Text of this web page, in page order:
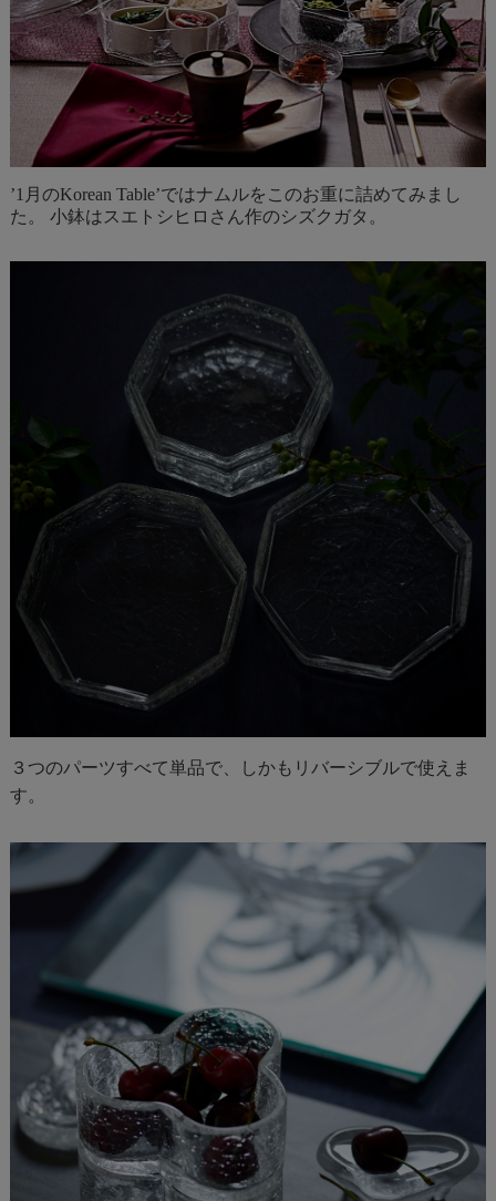
’1月のKorean Table’ではナムルをこのお重に詰めてみまし
た。 小鉢はスエトシヒロさん作のシズクガタ。
３つのパーツすべて単品で、しかもリバーシブルで使えま
す。